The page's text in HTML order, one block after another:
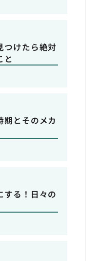
つけたら絶対
と
期とそのメカ
する！日々の